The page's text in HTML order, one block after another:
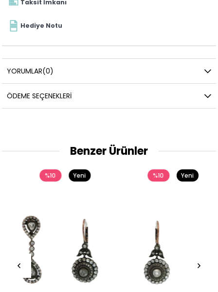
Taksit İmkanı
Hediye Notu
YORUMLAR(0)
ÖDEME SEÇENEKLERI
Benzer Ürünler